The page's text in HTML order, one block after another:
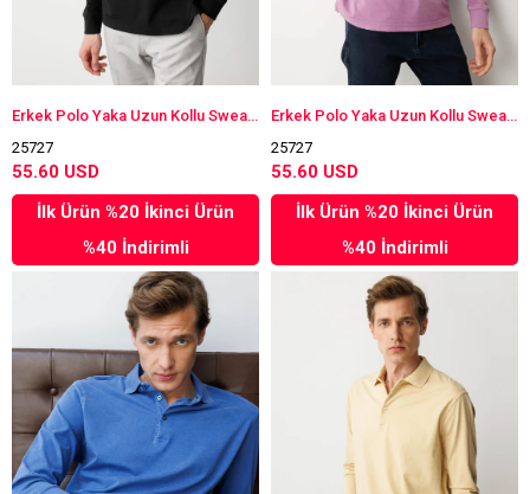
Erkek Polo Yaka Uzun Kollu Sweatshirt Siyah
25727
55.60 USD
İlk Ürün %20 İkinci Ürün
%40 İndirimli
Erkek Polo Yaka Uzun Kollu Sweatshirt Lila
25727
55.60 USD
İlk Ürün %20 İkinci Ürün
%40 İndirimli